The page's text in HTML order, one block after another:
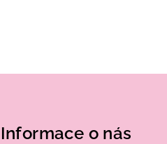
Informace o nás